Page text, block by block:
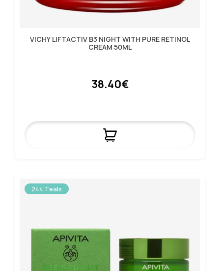
VICHY LIFTACTIV B3 NIGHT WITH PURE RETINOL
CREAM 50ML
38.40€
244 Teals